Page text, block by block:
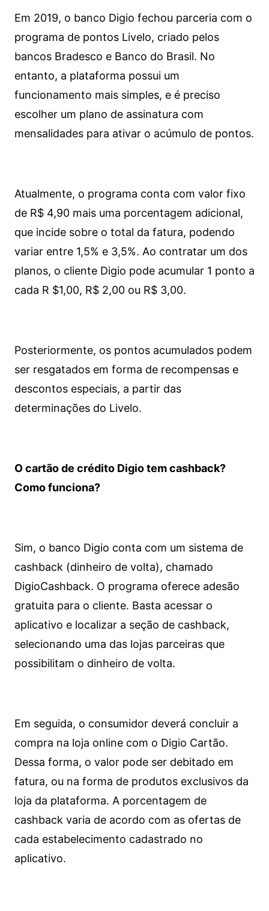
Em 2019, o banco Digio fechou parceria com o
programa de pontos Livelo, criado pelos
bancos Bradesco e Banco do Brasil. No
entanto, a plataforma possui um
funcionamento mais simples, e é preciso
escolher um plano de assinatura com
mensalidades para ativar o acúmulo de pontos.
Atualmente, o programa conta com valor fixo
de R$ 4,90 mais uma porcentagem adicional,
que incide sobre o total da fatura, podendo
variar entre 1,5% e 3,5%. Ao contratar um dos
planos, o cliente Digio pode acumular 1 ponto a
cada R $1,00, R$ 2,00 ou R$ 3,00.
Posteriormente, os pontos acumulados podem
ser resgatados em forma de recompensas e
descontos especiais, a partir das
determinações do Livelo.
O cartão de crédito Digio tem cashback?
Como funciona?
Sim, o banco Digio conta com um sistema de
cashback (dinheiro de volta), chamado
DigioCashback. O programa oferece adesão
gratuita para o cliente. Basta acessar o
aplicativo e localizar a seção de cashback,
selecionando uma das lojas parceiras que
possibilitam o dinheiro de volta.
Em seguida, o consumidor deverá concluir a
compra na loja online com o Digio Cartão.
Dessa forma, o valor pode ser debitado em
fatura, ou na forma de produtos exclusivos da
loja da plataforma. A porcentagem de
cashback varia de acordo com as ofertas de
cada estabelecimento cadastrado no
aplicativo.